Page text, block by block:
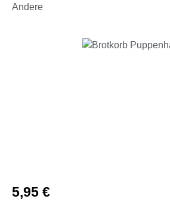
Andere
Bildergalerie überspringen
Regulärer Preis:
5,95 €